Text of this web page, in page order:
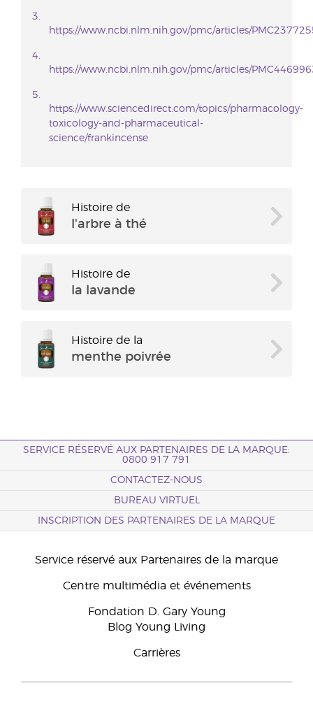
https://www.ncbi.nlm.nih.gov/pmc/articles/
https://www.ncbi.nlm.nih.gov/pmc/articles/
https://www.sciencedirect.com/topics/pharmacology-
toxicology-and-pharmaceutical-
science/frankincense
Histoire de
l'arbre à thé
Histoire de
la lavande
Histoire de la
menthe poivrée
SERVICE RÉSERVÉ AUX PARTENAIRES DE LA MARQUE:
0800 917 791
CONTACTEZ-NOUS
BUREAU VIRTUEL
INSCRIPTION DES PARTENAIRES DE LA MARQUE
Service réservé aux Partenaires de la marque
Centre multimédia et événements
Fondation D. Gary Young
Blog Young Living
Carrières